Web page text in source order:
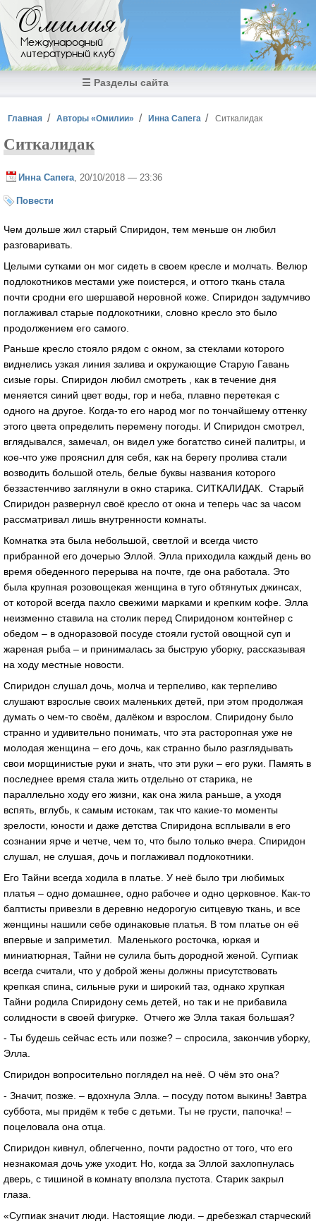
Перейти к основному содержанию
Омилия
Международный
литературный клуб
☰ Разделы сайта
Вы здесь
Главная Авторы «Омилии» Инна Сапега Ситкалидак
Ситкалидак
Инна Сапега , 20/10/2018 — 23:36
Повести
Чем дольше жил старый Спиридон, тем меньше он любил
разговаривать.
Целыми сутками он мог сидеть в своем кресле и молчать. Велюр
подлокотников местами уже поистерся, и оттого ткань стала
почти сродни его шершавой неровной коже. Спиридон задумчиво
поглаживал старые подлокотники, словно кресло это было
продолжением его самого.
Раньше кресло стояло рядом с окном, за стеклами которого
виднелись узкая линия залива и окружающие Старую Гавань
сизые горы. Спиридон любил смотреть , как в течение дня
меняется синий цвет воды, гор и неба, плавно перетекая с
одного на другое. Когда-то его народ мог по тончайшему оттенку
этого цвета определить перемену погоды. И Спиридон смотрел,
вглядывался, замечал, он видел уже богатство синей палитры, и
кое-что уже прояснил для себя, как на берегу пролива стали
возводить большой отель, белые буквы названия которого
беззастенчиво заглянули в окно старика. СИТКАЛИДАК. Старый
Спиридон развернул своё кресло от окна и теперь час за часом
рассматривал лишь внутренности комнаты.
Комнатка эта была небольшой, светлой и всегда чисто
прибранной его дочерью Эллой. Элла приходила каждый день во
время обеденного перерыва на почте, где она работала. Это
была крупная розовощекая женщина в туго обтянутых джинсах,
от которой всегда пахло свежими марками и крепким кофе. Элла
неизменно ставила на столик перед Спиридоном контейнер с
обедом – в одноразовой посуде стояли густой овощной суп и
жареная рыба – и принималась за быструю уборку, рассказывая
на ходу местные новости.
Спиридон слушал дочь, молча и терпеливо, как терпеливо
слушают взрослые своих маленьких детей, при этом продолжая
думать о чем-то своём, далёком и взрослом. Спиридону было
странно и удивительно понимать, что эта расторопная уже не
молодая женщина – его дочь, как странно было разглядывать
свои морщинистые руки и знать, что эти руки – его руки. Память в
последнее время стала жить отдельно от старика, не
параллельно ходу его жизни, как она жила раньше, а уходя
вспять, вглубь, к самым истокам, так что какие-то моменты
зрелости, юности и даже детства Спиридона всплывали в его
сознании ярче и четче, чем то, что было только вчера. Спиридон
слушал, не слушая, дочь и поглаживал подлокотники.
Его Тайни всегда ходила в платье. У неё было три любимых
платья – одно домашнее, одно рабочее и одно церковное. Как-то
баптисты привезли в деревню недорогую ситцевую ткань, и все
женщины нашили себе одинаковые платья. В том платье он её
впервые и заприметил. Маленького росточка, юркая и
миниатюрная, Тайни не сулила быть дородной женой. Сугпиак
всегда считали, что у доброй жены должны присутствовать
крепкая спина, сильные руки и широкий таз, однако хрупкая
Тайни родила Спиридону семь детей, но так и не прибавила
солидности в своей фигурке. Отчего же Элла такая большая?
- Ты будешь сейчас есть или позже? – спросила, закончив уборку,
Элла.
Спиридон вопросительно поглядел на неё. О чём это она?
- Значит, позже. – вдохнула Элла. – посуду потом выкинь! Завтра
суббота, мы придём к тебе с детьми. Ты не грусти, папочка! –
поцеловала она отца.
Спиридон кивнул, облегченно, почти радостно от того, что его
незнакомая дочь уже уходит. Но, когда за Эллой захлопнулась
дверь, с тишиной в комнату вползла пустота. Старик закрыл
глаза.
«Сугпиак значит люди. Настоящие люди. – дребезжал старческий